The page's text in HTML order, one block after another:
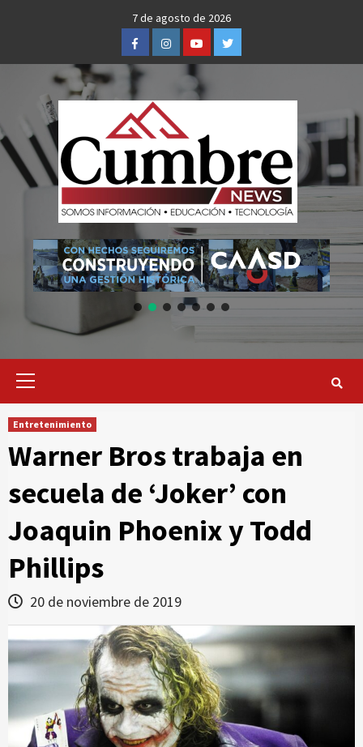
7 de agosto de 2026
FacebookInstagramYoutubeTwitter
Primary
Entretenimiento
Warner Bros trabaja en
secuela de ‘Joker’ con
Joaquin Phoenix y Todd
Phillips
20 de noviembre de 2019